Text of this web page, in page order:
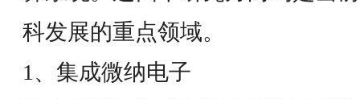
科发展的重点领域。
1、集成微纳电子